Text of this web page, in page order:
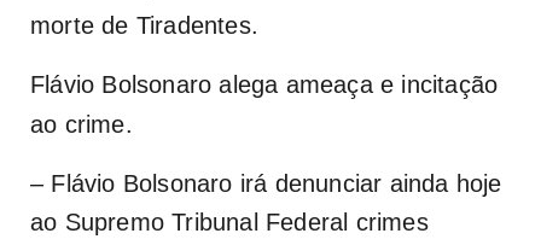
morte de Tiradentes.
Flávio Bolsonaro alega ameaça e incitação
ao crime.
– Flávio Bolsonaro irá denunciar ainda hoje
ao Supremo Tribunal Federal crimes